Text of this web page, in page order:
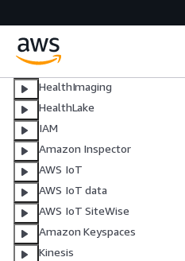
Amazon Glacier
AWS Glue
AWS Health
HealthImaging
HealthLake
IAM
Amazon Inspector
AWS IoT
AWS IoT data
AWS IoT SiteWise
Amazon Keyspaces
Kinesis